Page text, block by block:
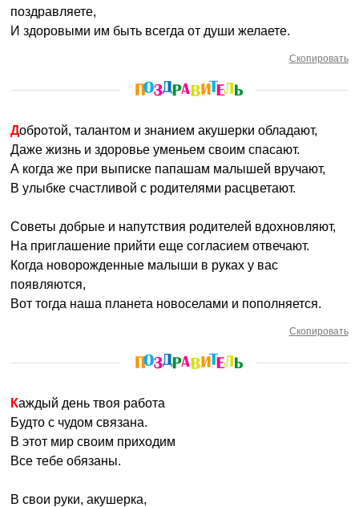
поздравляете,
И здоровыми им быть всегда от души желаете.
Скопировать
Добротой, талантом и знанием акушерки обладают,
Даже жизнь и здоровье уменьем своим спасают.
А когда же при выписке папашам малышей вручают,
В улыбке счастливой с родителями расцветают.
Советы добрые и напутствия родителей вдохновляют,
На приглашение прийти еще согласием отвечают.
Когда новорожденные малыши в руках у вас
появляются,
Вот тогда наша планета новоселами и пополняется.
Скопировать
Каждый день твоя работа
Будто с чудом связана.
В этот мир своим приходим
Все тебе обязаны.
В свои руки, акушерка,